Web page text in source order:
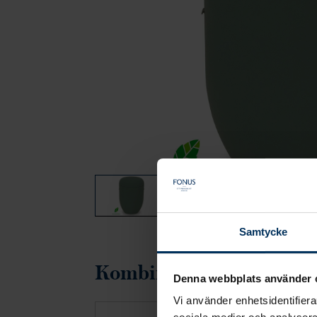
Samtycke
Denna webbplats använder
Vi använder
Kombineras gärna med